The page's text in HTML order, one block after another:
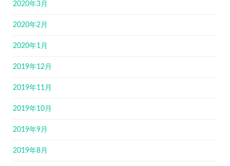
2020年3月
2020年2月
2020年1月
2019年12月
2019年11月
2019年10月
2019年9月
2019年8月